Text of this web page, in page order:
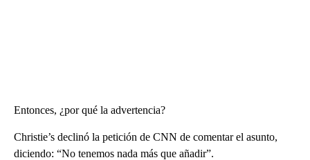
Entonces, ¿por qué la advertencia?
Christie’s declinó la petición de CNN de comentar el asunto,
diciendo: “No tenemos nada más que añadir”.